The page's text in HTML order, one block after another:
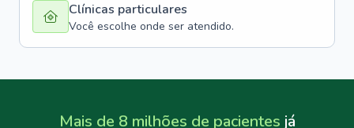
Clínicas particulares
Você escolhe onde ser atendido.
Mais de 8 milhões de pacientes já